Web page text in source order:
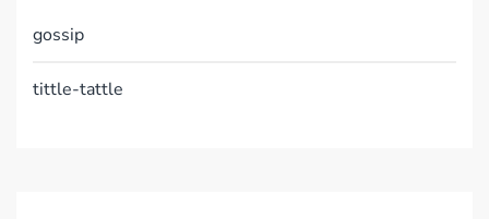
gossip
tittle-tattle